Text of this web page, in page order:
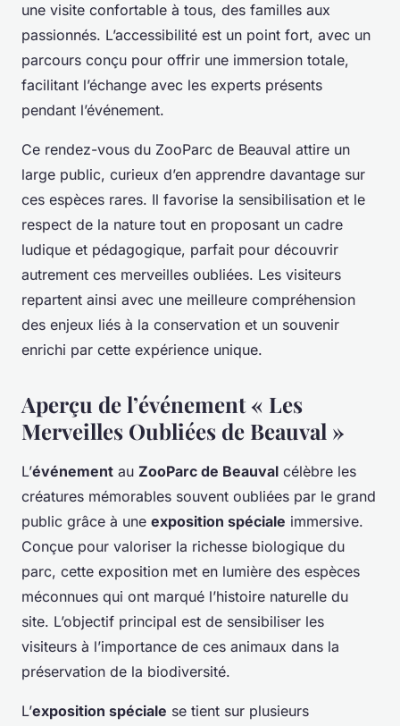
une visite confortable à tous, des familles aux
passionnés. L’accessibilité est un point fort, avec un
parcours conçu pour offrir une immersion totale,
facilitant l’échange avec les experts présents
pendant l’événement.
Ce rendez-vous du ZooParc de Beauval attire un
large public, curieux d’en apprendre davantage sur
ces espèces rares. Il favorise la sensibilisation et le
respect de la nature tout en proposant un cadre
ludique et pédagogique, parfait pour découvrir
autrement ces merveilles oubliées. Les visiteurs
repartent ainsi avec une meilleure compréhension
des enjeux liés à la conservation et un souvenir
enrichi par cette expérience unique.
Aperçu de l’événement « Les
Merveilles Oubliées de Beauval »
L’événement au ZooParc de Beauval célèbre les
créatures mémorables souvent oubliées par le grand
public grâce à une exposition spéciale immersive.
Conçue pour valoriser la richesse biologique du
parc, cette exposition met en lumière des espèces
méconnues qui ont marqué l’histoire naturelle du
site. L’objectif principal est de sensibiliser les
visiteurs à l’importance de ces animaux dans la
préservation de la biodiversité.
L’exposition spéciale se tient sur plusieurs